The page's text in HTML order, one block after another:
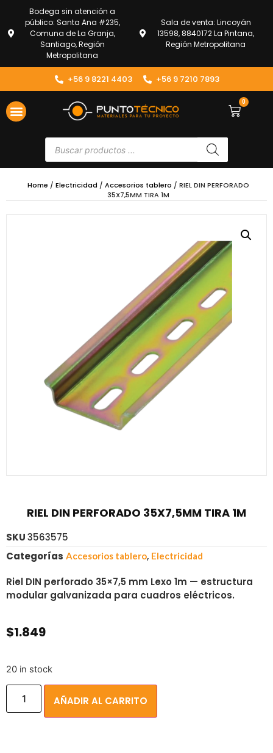
Bodega sin atención a
público: Santa Ana #235,
Comuna de La Granja,
Santiago, Región
Metropolitana
Sala de venta: Lincoyán
13598, 8840172 La Pintana,
Región Metropolitana
+56 9 8221 4403 +56 9 7210 7893
0
Home / Electricidad / Accesorios tablero / RIEL DIN PERFORADO
35X7,5MM TIRA 1M
RIEL DIN PERFORADO 35X7,5MM TIRA 1M
SKU3563575
Categorías Accesorios tablero, Electricidad
Riel DIN perforado 35×7,5 mm Lexo 1m — estructura
modular galvanizada para cuadros eléctricos.
$1.849
20 in stock
AÑADIR AL CARRITO